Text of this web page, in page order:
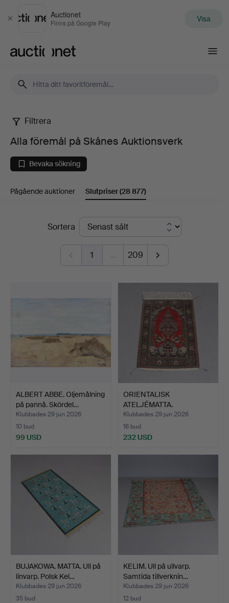
Stäng
Auctionet
Finns på Google Play Visa
Alla
föremål
på
Skånes
Auktionsverk
Filtrera
Alla föremål på Skånes Auktionsverk
Bevaka sökning
Pågående auktioner Slutpriser(28 877)
SlutpriserSortera
1 … 209
ALBERT ABBE. Oljemålning
på pannå. Skördel…
Klubbades 29 jun 2026
10 bud
99 USD
ORIENTALISK
ATELJÉMATTA.
Handknuten, silke…
Klubbades 29 jun 2026
16 bud
232 USD
BUJAKOWA. MATTA. Ull på
linvarp. Polsk Kel…
Klubbades 29 jun 2026
35 bud
KELIM. Ull på ullvarp.
Samtida tillverknin…
Klubbades 29 jun 2026
12 bud